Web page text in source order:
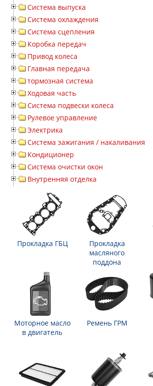
Система выпуска
Система охлаждения
Система сцепления
Коробка передач
Привод колеса
Главная передача
тормозная система
Ходовая часть
Система подвески колеса
Рулевое управление
Электрика
Система зажигания / накаливания
Кондиционер
Система очистки окон
Внутренняя отделка
Прокладка ГБЦ
Прокладка
масляного
поддона
Моторное масло
в двигатель
Ремень ГРМ